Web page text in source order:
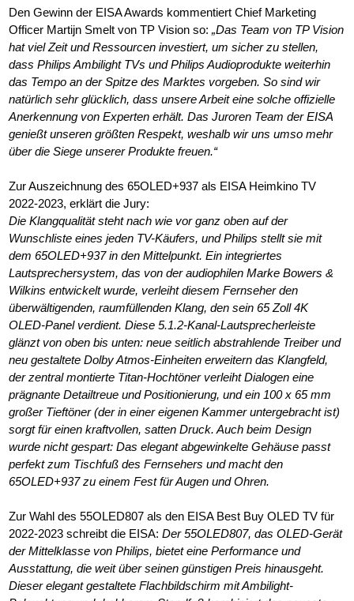
Den Gewinn der EISA Awards kommentiert Chief Marketing
Officer Martijn Smelt von TP Vision so:„Das Team von TP Vision
hat viel Zeit und Ressourcen investiert, um sicher zu stellen,
dass Philips Ambilight TVs und Philips Audioprodukte weiterhin
das Tempo an der Spitze des Marktes vorgeben. So sind wir
natürlich sehr glücklich, dass unsere Arbeit eine solche offizielle
Anerkennung von Experten erhält. Das Juroren Team der EISA
genießt unseren größten Respekt, weshalb wir uns umso mehr
über die Siege unserer Produkte freuen.“
Zur Auszeichnung des 65OLED+937 als EISA Heimkino TV
2022-2023, erklärt die Jury:
Die Klangqualität steht nach wie vor ganz oben auf der
Wunschliste eines jeden TV-Käufers, und Philips stellt sie mit
dem 65OLED+937 in den Mittelpunkt. Ein integriertes
Lautsprechersystem, das von der audiophilen Marke Bowers &
Wilkins entwickelt wurde, verleiht diesem Fernseher den
überwältigenden, raumfüllenden Klang, den sein 65 Zoll 4K
OLED-Panel verdient. Diese 5.1.2-Kanal-Lautsprecherleiste
glänzt von oben bis unten: neue seitlich abstrahlende Treiber und
neu gestaltete Dolby Atmos-Einheiten erweitern das Klangfeld,
der zentral montierte Titan-Hochtöner verleiht Dialogen eine
prägnante Detailtreue und Positionierung, und ein 100 x 65 mm
großer Tieftöner (der in einer eigenen Kammer untergebracht ist)
sorgt für einen kraftvollen, satten Druck. Auch beim Design
wurde nicht gespart: Das elegant abgewinkelte Gehäuse passt
perfekt zum Tischfuß des Fernsehers und macht den
65OLED+937 zu einem Fest für Augen und Ohren.
Zur Wahl des 55OLED807 als den EISA Best Buy OLED TV für
2022-2023 schreibt die EISA:Der 55OLED807, das OLED-Gerät
der Mittelklasse von Philips, bietet eine Performance und
Ausstattung, die weit über seinen günstigen Preis hinausgeht.
Dieser elegant gestaltete Flachbildschirm mit Ambilight-